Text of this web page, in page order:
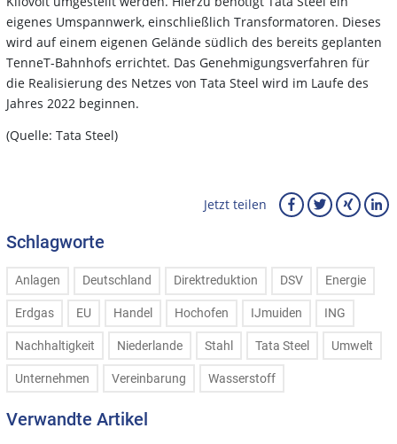
eigenes Umspannwerk, einschließlich Transformatoren. Dieses
wird auf einem eigenen Gelände südlich des bereits geplanten
TenneT-Bahnhofs errichtet. Das Genehmigungsverfahren für
die Realisierung des Netzes von Tata Steel wird im Laufe des
Jahres 2022 beginnen.
(Quelle: Tata Steel)
Jetzt teilen
Schlagworte
Anlagen Deutschland Direktreduktion DSV Energie
Erdgas EU Handel Hochofen IJmuiden ING
Nachhaltigkeit Niederlande Stahl Tata Steel Umwelt
Unternehmen Vereinbarung Wasserstoff
Verwandte Artikel